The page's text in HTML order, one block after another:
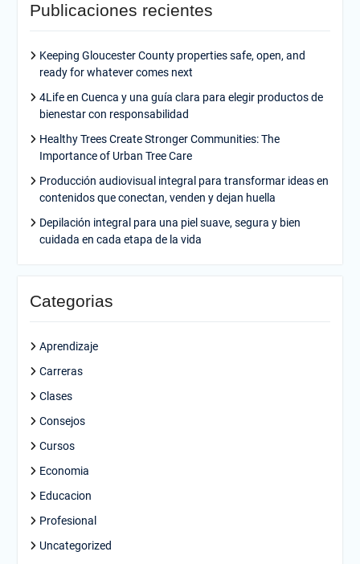
Publicaciones recientes
Keeping Gloucester County properties safe, open, and
ready for whatever comes next
4Life en Cuenca y una guía clara para elegir productos de
bienestar con responsabilidad
Healthy Trees Create Stronger Communities: The
Importance of Urban Tree Care
Producción audiovisual integral para transformar ideas en
contenidos que conectan, venden y dejan huella
Depilación integral para una piel suave, segura y bien
cuidada en cada etapa de la vida
Categorias
Aprendizaje
Carreras
Clases
Consejos
Cursos
Economia
Educacion
Profesional
Uncategorized